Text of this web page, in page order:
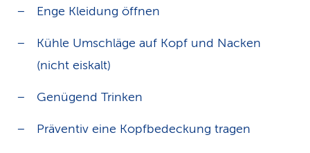
Enge Kleidung öffnen
Kühle Umschläge auf Kopf und Nacken
(nicht eiskalt)
Genügend Trinken
Präventiv eine Kopfbedeckung tragen